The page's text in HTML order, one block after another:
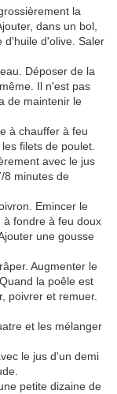
la
dans un bol,
d'huile d'olive. Saler
Déposer de la
Il n'est pas
de maintenir le
à chauffer à feu
filets de poulet.
avec le jus
8 minutes de
Emincer le
à fondre à feu doux
une gousse
Augmenter le
la poêle est
poivrer et remuer.
et les mélanger
le jus d'un demi
petite dizaine de